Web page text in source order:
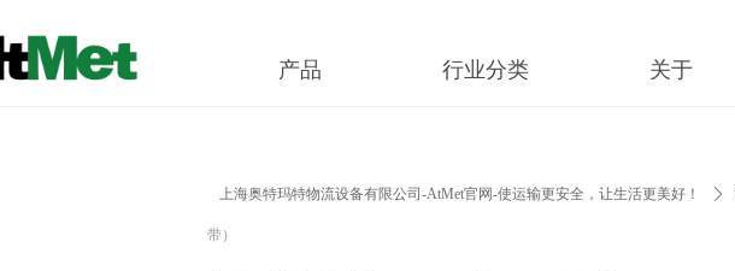
产品 行业分类 关于
上海奥特玛特物流设备有限公司-AtMet官网-使运输更安全，让生活更美好！ ꄲ
带）